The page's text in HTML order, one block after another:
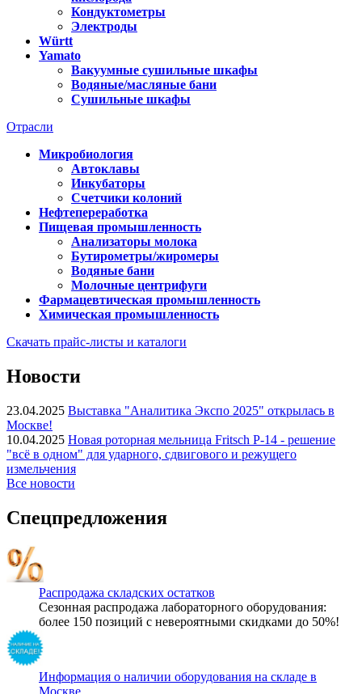
Кондуктометры
Электроды
Württ
Yamato
Вакуумные сушильные шкафы
Водяные/масляные бани
Сушильные шкафы
Отрасли
Микробиология
Автоклавы
Инкубаторы
Счетчики колоний
Нефтепереработка
Пищевая промышленность
Анализаторы молока
Бутирометры/жиромеры
Водяные бани
Молочные центрифуги
Фармацевтическая промышленность
Химическая промышленность
Скачать прайс-листы и каталоги
Новости
23.04.2025 Выставка "Аналитика Экспо 2025" открылась в
Москве!
10.04.2025 Новая роторная мельница Fritsch P-14 - решение
"всё в одном" для ударного, сдвигового и режущего
измельчения
Все новости
Спецпредложения
Распродажа складских остатков
Сезонная распродажа лабораторного оборудования:
более 150 позиций с невероятными скидками до 50%!
Информация о наличии оборудования на складе в
Москве